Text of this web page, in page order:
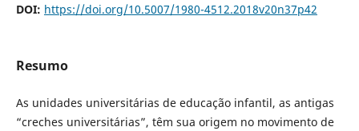
DOI: https://doi.org/10.5007/1980-4512.2018v20n37p42
Resumo
As unidades universitárias de educação infantil, as antigas
“creches universitárias”, têm sua origem no movimento de